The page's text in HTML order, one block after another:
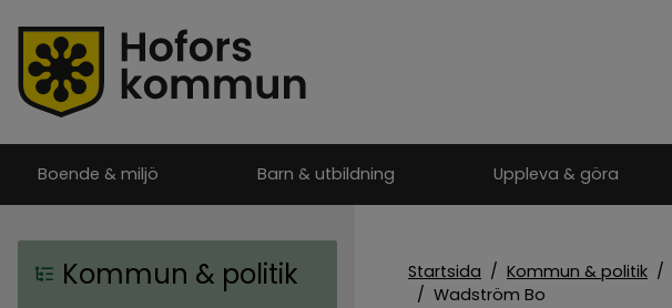
Boende & miljö Barn & utbildning Uppleva & göra
Kommun & politik Startsida / Kommun & politik /
/ Wadström Bo